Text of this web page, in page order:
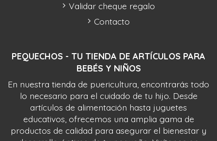
PEQUECHOS - TU TIENDA DE ARTÍCULOS PARA
BEBÉS Y NIÑOS
En nuestra tienda de puericultura, encontrarás todo
lo necesario para el cuidado de tu hijo. Desde
artículos de alimentación hasta juguetes
educativos, ofrecemos una amplia gama de
productos de calidad para asegurar el bienestar y
Validar cheque regalo
Contacto